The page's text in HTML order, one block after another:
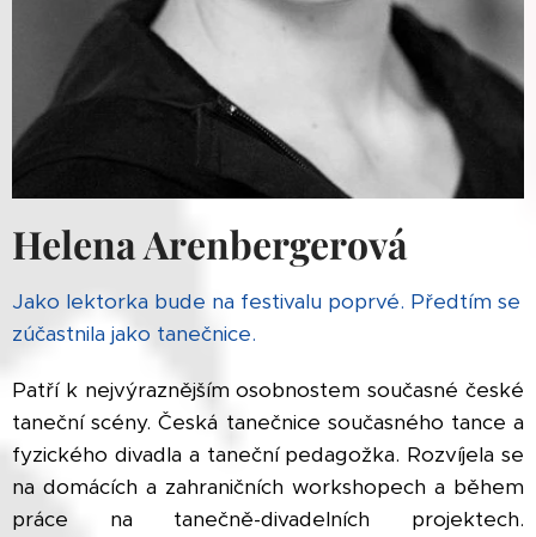
Helena Arenbergerová
Jako lektorka bude na festivalu poprvé. Předtím se
zúčastnila jako tanečnice.
Patří k nejvýraznějším osobnostem současné české
taneční scény. Česká tanečnice současného tance a
fyzického divadla a taneční pedagožka. Rozvíjela se
na domácích a zahraničních workshopech a během
práce na tanečně-divadelních projektech.